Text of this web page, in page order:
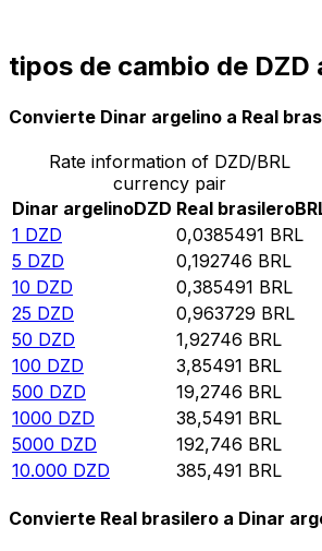
tipos de cambio de DZD
Convierte Dinar argelino a Real
Rate information of DZD/BRL
currency pair
Dinar argelinoDZD Real brasilero
1 DZD 0,0385491 BRL
5 DZD 0,192746 BRL
10 DZD 0,385491 BRL
25 DZD 0,963729 BRL
50 DZD 1,92746 BRL
100 DZD 3,85491 BRL
500 DZD 19,2746 BRL
1000 DZD 38,5491 BRL
5000 DZD 192,746 BRL
10.000 DZD 385,491 BRL
Convierte Real brasilero a Dinar